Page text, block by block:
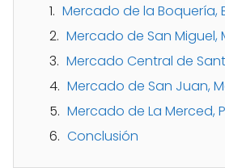
Mercado de la Boquería,
Mercado de San Miguel,
Mercado Central de
Mercado de San Juan,
Mercado de La Merced,
Conclusión